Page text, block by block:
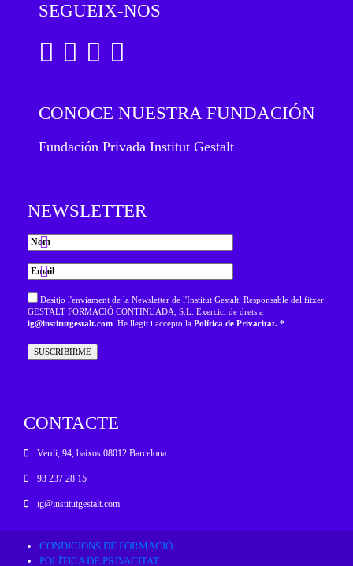
SEGUEIX-NOS
CONOCE NUESTRA FUNDACIÓN
Fundación Privada Institut Gestalt
NEWSLETTER
Desitjo l'enviament de la Newsletter de l'Institut Gestalt. Responsable del fitxer
GESTALT FORMACIÓ CONTINUADA, S.L. Exercici de drets a
ig@institutgestalt.com . He llegit i accepto la Política de Privacitat. *
CONTACTE
Verdi, 94, baixos 08012 Barcelona
93 237 28 15
ig@institutgestalt.com
CONDICIONS DE FORMACIÓ
POLÍTICA DE PRIVACITAT